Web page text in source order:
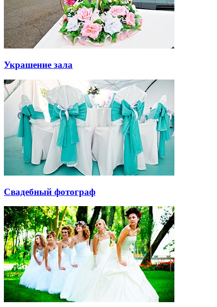
Украшение зала
Свадебный фотограф